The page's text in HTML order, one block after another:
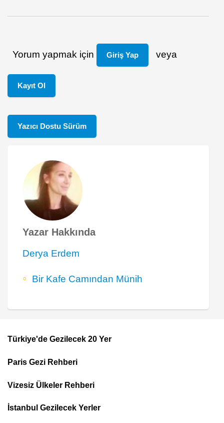
Yorum yapmak için Giriş Yap veya
Kayıt Ol
Yazıcı Dostu Sürüm
Yazar Hakkında
Derya Erdem
Bir Kafe Camından Münih
Top
Menu
Türkiye'de Gezilecek 20 Yer
Paris Gezi Rehberi
Vizesiz Ülkeler Rehberi
İstanbul Gezilecek Yerler